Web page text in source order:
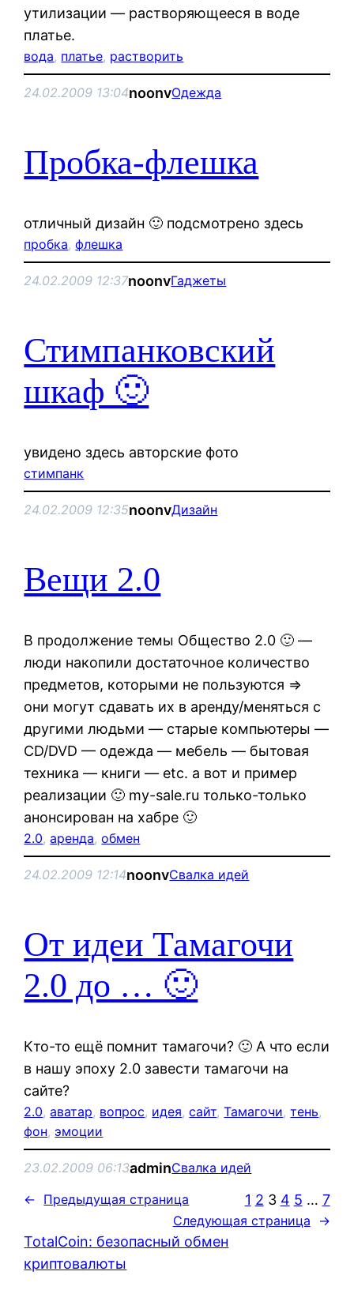
утилизации — растворяющееся в воде
платье.
вода, платье, растворить
24.02.2009 13:04noonvОдежда
Пробка-флешка
отличный дизайн 🙂 подсмотрено здесь
пробка, флешка
24.02.2009 12:37noonvГаджеты
Стимпанковский
шкаф 🙂
увидено здесь авторские фото
стимпанк
24.02.2009 12:35noonvДизайн
Вещи 2.0
В продолжение темы Общество 2.0 🙂 —
люди накопили достаточное количество
предметов, которыми не пользуются =>
они могут сдавать их в аренду/меняться с
другими людьми — старые компьютеры —
CD/DVD — одежда — мебель — бытовая
техника — книги — etc. а вот и пример
реализации 🙂 my-sale.ru только-только
анонсирован на хабре 🙂
2.0, аренда, обмен
24.02.2009 12:14noonvСвалка идей
От идеи Тамагочи
2.0 до … 🙂
Кто-то ещё помнит тамагочи? 🙂 А что если
в нашу эпоху 2.0 завести тамагочи на
сайте?
2.0, аватар, вопрос, идея, сайт, Тамагочи, тень
фон, эмоции
23.02.2009 06:13adminСвалка идей
← Предыдущая страница 1 2 3 4 5 … 7
Следующая страница →
TotalCoin: безопасный обмен
криптовалюты